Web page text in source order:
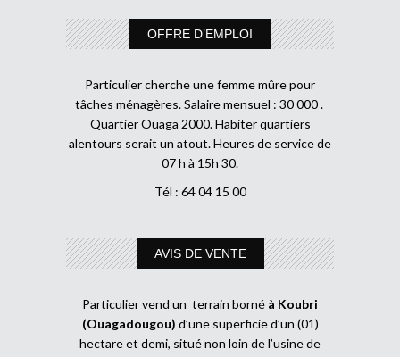
OFFRE D’EMPLOI
Particulier cherche une femme mûre pour
tâches ménagères. Salaire mensuel : 30 000 .
Quartier Ouaga 2000. Habiter quartiers
alentours serait un atout. Heures de service de
07 h à 15h 30.
Tél : 64 04 15 00
AVIS DE VENTE
Particulier vend un terrain borné à Koubri
(Ouagadougou) d’une superficie d’un (01)
hectare et demi, situé non loin de l’usine de